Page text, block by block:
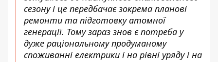
сезону і це передбачає зокрема планові
ремонти та підготовку атомної
генерації. Тому зараз знов є потреба у
дуже раціональному продуманому
споживанні електрики і на рівні уряду і на